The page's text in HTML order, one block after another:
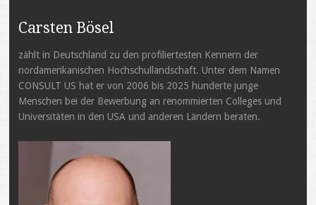
Carsten Bösel
zählt in Deutschland zu den profiliertesten Kennern der
nordamerikanischen Hochschullandschaft. Unter dem Namen
CONSULT US hat er von 2006 bis 2025 hunderte junge
Menschen bei der Bewerbung an renommierten Colleges und
Universitäten in den USA und anderen Ländern beraten.